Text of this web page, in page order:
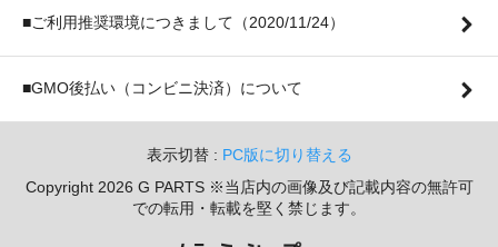
■ご利用推奨環境につきまして（2020/11/24）
■GMO後払い（コンビニ決済）について
表示切替 : PC版に切り替える
Copyright 2026 G PARTS ※当店内の画像及び記載内容の無許可
での転用・転載を堅く禁じます。